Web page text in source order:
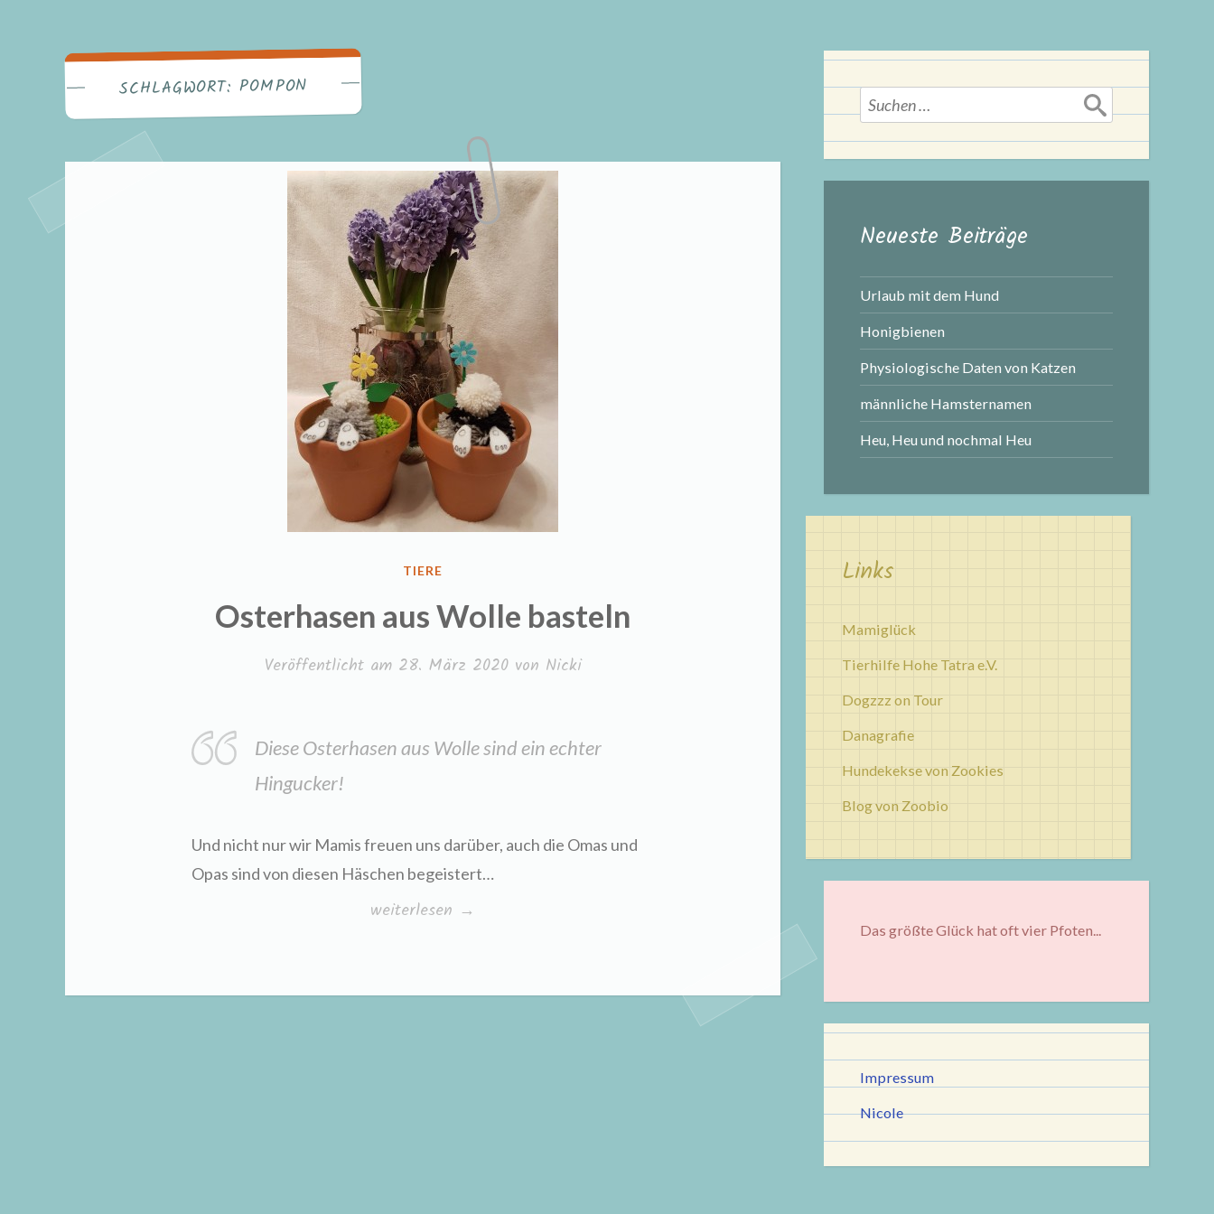
SCHLAGWORT:POMPON
VERÖFFENTLICHT
TIERE
Osterhasen aus Wolle basteln
Veröffentlicht am 28. März 2020von Nicki
Diese Osterhasen aus Wolle sind ein echter
Hingucker!
Und nicht nur wir Mamis freuen uns darüber, auch die Omas und
Opas sind von diesen Häschen begeistert…
„Osterhasen
basteln“
weiterlesen →
Suchen
nach:
Neueste Beiträge
Urlaub mit dem Hund
Honigbienen
Physiologische Daten von Katzen
männliche Hamsternamen
Heu, Heu und nochmal Heu
Links
Mamiglück
Tierhilfe Hohe Tatra e.V.
Dogzzz on Tour
Danagrafie
Hundekekse von Zookies
Blog von Zoobio
Das größte Glück hat oft vier Pfoten...
Impressum
Nicole